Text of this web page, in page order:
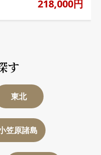
218,000円
す
東北
笠原諸島